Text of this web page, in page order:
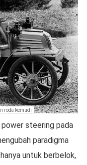
roda kemudi
power steering pada
paradigma
untuk berbelok,